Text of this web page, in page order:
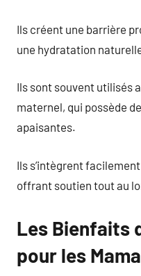
Ils créent une barrière
une hydratation
Ils sont souvent utilisés
maternel, qui possède
apaisantes.
Ils s’intègrent
offrant soutien tout au
Les Bienfaits
pour les